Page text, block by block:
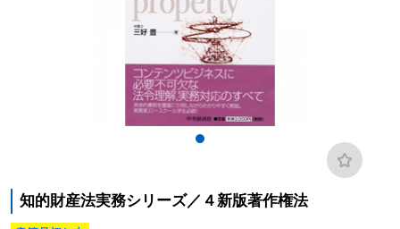
知的財産法実務シリーズ／４新版著作権法